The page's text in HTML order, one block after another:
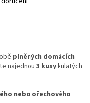
plněných domácích
najednou 3 kusykulatých
nebo ořechového